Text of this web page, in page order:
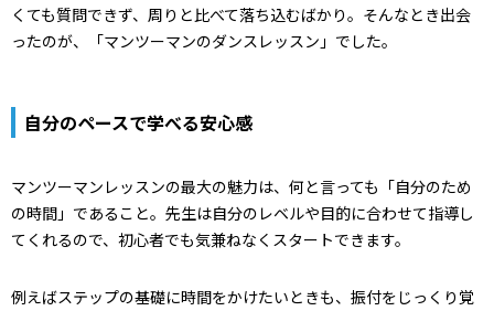
くても質問できず、周りと比べて落ち込むばかり。そんなとき出会
ったのが、「マンツーマンのダンスレッスン」でした。
自分のペースで学べる安心感
マンツーマンレッスンの最大の魅力は、何と言っても「自分のため
の時間」であること。先生は自分のレベルや目的に合わせて指導し
てくれるので、初心者でも気兼ねなくスタートできます。
例えばステップの基礎に時間をかけたいときも、振付をじっくり覚